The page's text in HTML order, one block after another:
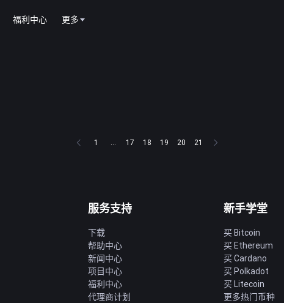
福利中心 更多
1 ... 17 18 19 20 21
服务支持
下载
帮助中心
新闻中心
项目中心
福利中心
代理商计划
新手学堂
买 Bitcoin
买 Ethereum
买 Cardano
买 Polkadot
买 Litecoin
更多热门币种